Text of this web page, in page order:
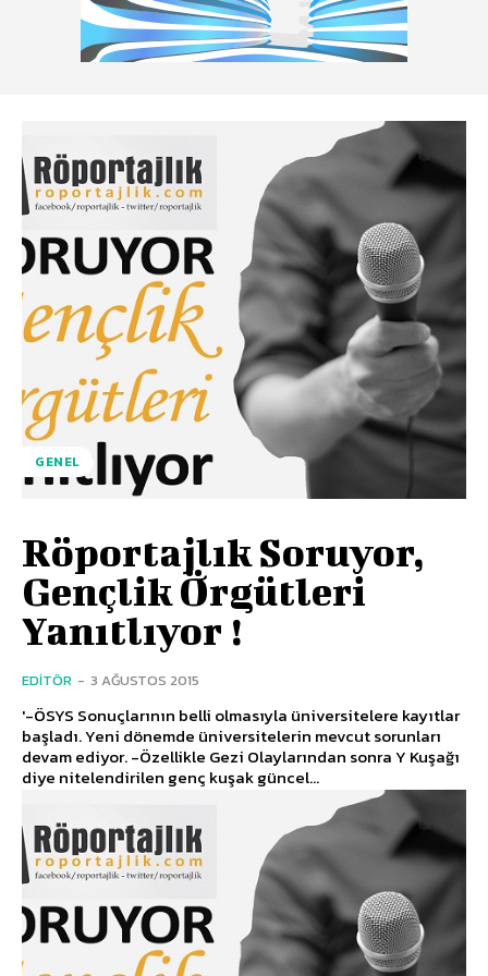
GENEL
Röportajlık Soruyor,
Gençlik Örgütleri
Yanıtlıyor !
EDITÖR - 3 AĞUSTOS 2015
'-ÖSYS Sonuçlarının belli olmasıyla üniversitelere kayıtlar
başladı. Yeni dönemde üniversitelerin mevcut sorunları
devam ediyor. -Özellikle Gezi Olaylarından sonra Y Kuşağı
diye nitelendirilen genç kuşak güncel...